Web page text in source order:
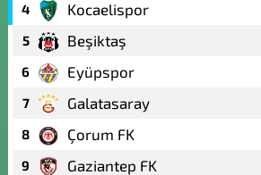
4 Kocaelispor
5 Beşiktaş
6 Eyüpspor
7 Galatasaray
8 Çorum FK
9 Gaziantep FK